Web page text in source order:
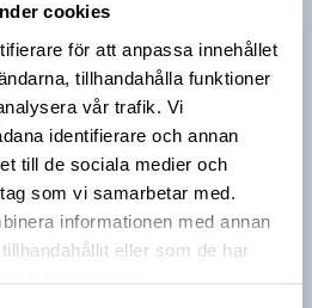
cookies
för att anpassa innehållet
tillhandahålla funktioner
vår trafik. Vi
identifierare och annan
till de sociala medier och
som vi samarbetar med.
informationen med annan
eller som de har
ut 3-4 gånger i månaden och
intresse för
den svenska
du anmäler dig till vårt
Livsmedelsföretagens